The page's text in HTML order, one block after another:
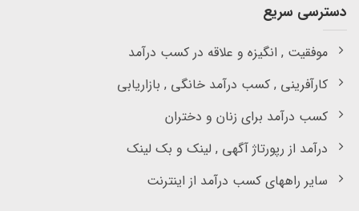
دسترسی سریع
موفقیت , انگیزه و علاقه در کسب درآمد
کارآفرینی , کسب درآمد خانگی , بازاریابی
کسب درآمد برای زنان و دختران
درآمد از رپورتاژ آگهی , لینک و بک لینک
سایر راههای کسب درآمد از اینترنت